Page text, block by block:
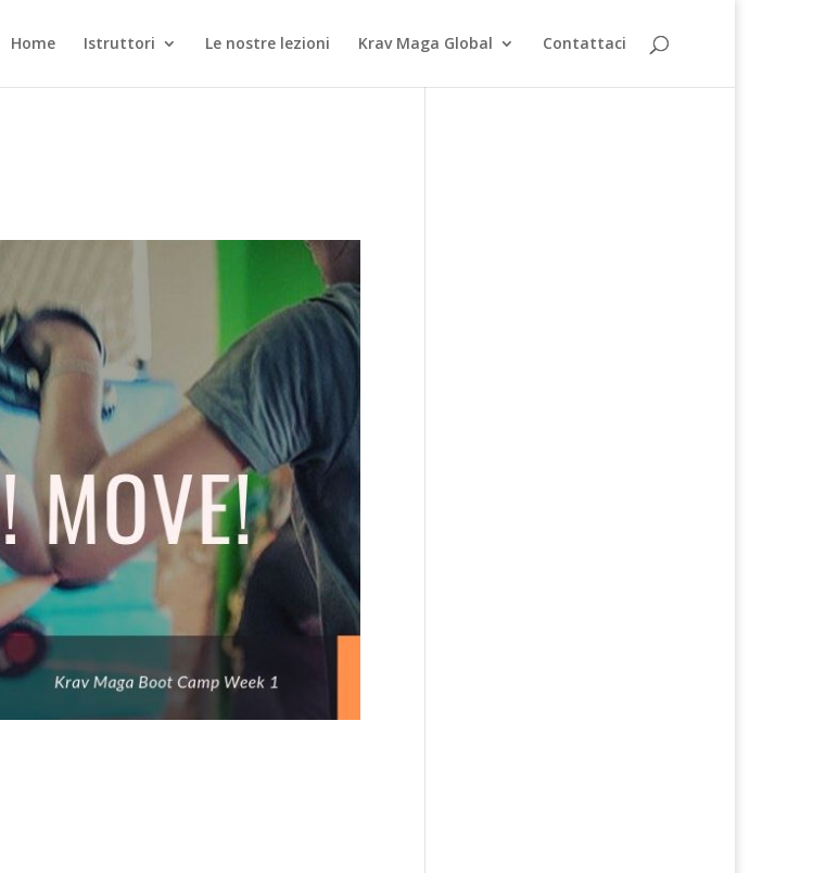
Home Istruttori Le nostre lezioni Krav Maga Global Contattaci